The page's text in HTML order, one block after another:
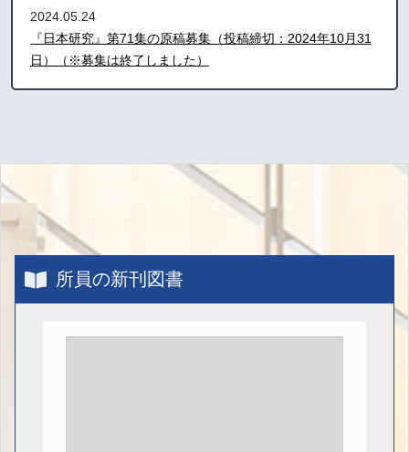
2024.05.24
『日本研究』第71集の原稿募集（投稿締切：2024年10月31
日）（※募集は終了しました）
所員の新刊図書